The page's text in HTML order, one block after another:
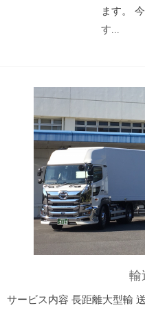
ます。
す...
輸
サービス内容 長距離大型輸